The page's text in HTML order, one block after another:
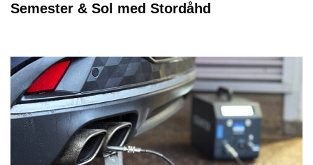
Semester & Sol med Stordåhd